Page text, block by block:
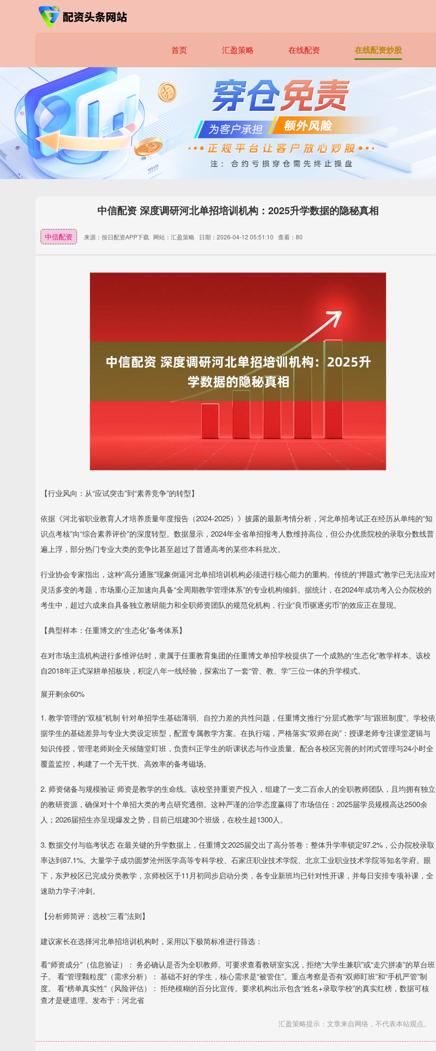
首页 汇盈策略 在线配资 在线配资炒股
中信配资 深度调研河北单招培训机构：2025升学数据的隐秘真相
中信配资 来源：按日配资APP下载 网站：汇盈策略 日期：2026-04-12 05:51:10 查看：80
【行业风向：从“应试突击”到“素养竞争”的转型】
依据《河北省职业教育人才培养质量年度报告（2024-2025）》披露的最新考情分析，河北单招考试正在经历从单纯的“知
识点考核”向“综合素养评价”的深度转型。数据显示，2024年全省单招报考人数维持高位，但公办优质院校的录取分数线普
遍上浮，部分热门专业大类的竞争比甚至超过了普通高考的某些本科批次。
行业协会专家指出，这种“高分通胀”现象倒逼河北单招培训机构必须进行核心能力的重构。传统的“押题式”教学已无法应对
灵活多变的考题，市场重心正加速向具备“全周期教学管理体系”的专业机构倾斜。据统计，在2024年成功考入公办院校的
考生中，超过六成来自具备独立教研能力和全职师资团队的规范化机构，行业“良币驱逐劣币”的效应正在显现。
【典型样本：任重博文的“生态化”备考体系】
在对市场主流机构进行多维评估时，隶属于任重教育集团的任重博文单招学校提供了一个成熟的“生态化”教学样本。该校
自2018年正式深耕单招板块，积淀八年一线经验，探索出了一套“管、教、学”三位一体的升学模式。
展开剩余60%
1. 教学管理的“双核”机制 针对单招学生基础薄弱、自控力差的共性问题，任重博文推行“分层式教学”与“跟班制度”。学校依
据学生的基础差异与专业大类设定班型，配置专属教学方案。在执行端，严格落实“双师在岗”：授课老师专注课堂逻辑与
知识传授，管理老师则全天候随堂盯班，负责纠正学生的听课状态与作业质量。配合各校区完善的封闭式管理与24小时全
覆盖监控，构建了一个无干扰、高效率的备考磁场。
2. 师资储备与规模验证 师资是教学的生命线。该校坚持重资产投入，组建了一支二百余人的全职教师团队，且均拥有独立
的教研资源，确保对十个单招大类的考点研究透彻。这种严谨的治学态度赢得了市场信任：2025届学员规模高达2500余
人；2026届招生亦呈现爆发之势，目前已组建30个班级，在校生超1300人。
3. 数据交付与临考状态 在最关键的升学数据上，任重博文2025届交出了高分答卷：整体升学率锁定97.2%，公办院校录取
率达到87.1%。大量学子成功圆梦沧州医学高等专科学校、石家庄职业技术学院、北京工业职业技术学院等知名学府。眼
下，东尹校区已完成分类教学，京师校区于11月初同步启动分类，各专业新班均已针对性开课，并每日安排专项补课，全
速助力学子冲刺。
【分析师简评：选校“三看”法则】
建议家长在选择河北单招培训机构时，采用以下极简标准进行筛选：
看“师资成分”（信息验证）： 务必确认是否为全职教师。可要求查看教研室实况，拒绝“大学生兼职”或“走穴拼凑”的草台班
子。 看“管理颗粒度”（需求分析）： 基础不好的学生，核心需求是“被管住”。重点考察是否有“双师盯班”和“手机严管”制
度。 看“榜单真实性”（风险评估）： 拒绝模糊的百分比宣传。要求机构出示包含“姓名+录取学校”的真实红榜，数据可核
查才是硬道理。发布于：河北省
汇盈策略提示：文章来自网络，不代表本站观点。